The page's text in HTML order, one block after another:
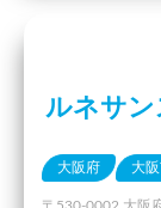
ルネサン
大阪府 大